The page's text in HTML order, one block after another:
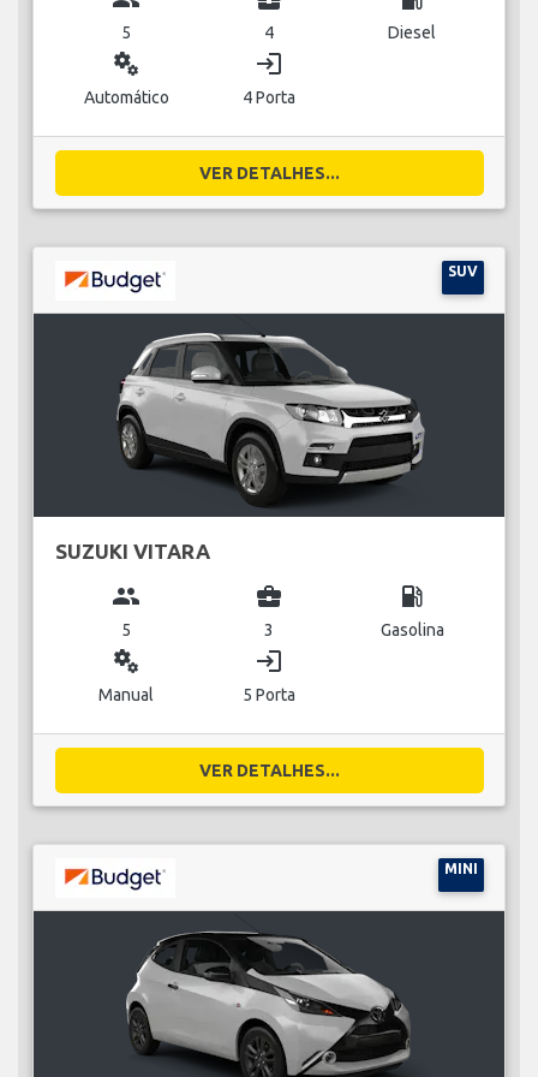
5 4 Diesel
miscellaneous_services
Automático
login
4 Porta
VER DETALHES...
SUV
SUZUKI VITARA
group
5
business_center
3
local_gas_station
Gasolina
miscellaneous_services
Manual
login
5 Porta
VER DETALHES...
MINI